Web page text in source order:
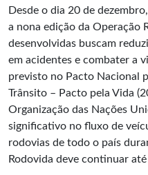
Desde o dia 20 de
a nona edição da Operação
desenvolvidas buscam
em acidentes e combater a
previsto no Pacto Nacional
Trânsito – Pacto pela Vida
Organização das Nações
significativo no fluxo de
rodovias de todo o país
Rodovida deve continuar